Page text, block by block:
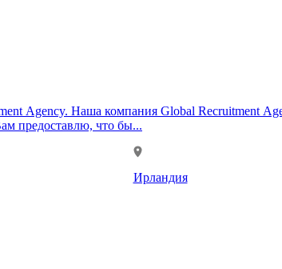
более 6 лет! Мы
предоставлю, что бы...
Ирландия